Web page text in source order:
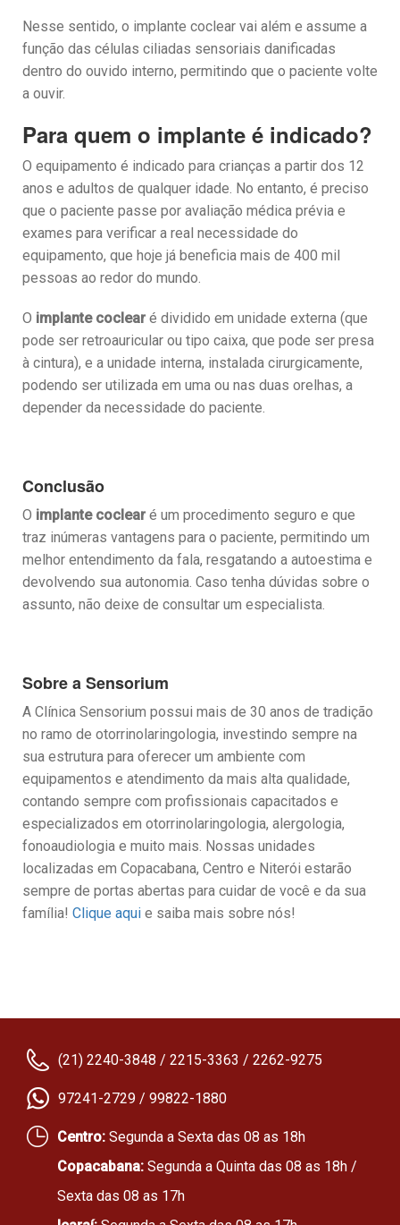
Nesse sentido, o implante coclear vai além e assume a
função das células ciliadas sensoriais danificadas
dentro do ouvido interno, permitindo que o paciente volte
a ouvir.
Para quem o implante é indicado?
O equipamento é indicado para crianças a partir dos 12
anos e adultos de qualquer idade. No entanto, é preciso
que o paciente passe por avaliação médica prévia e
exames para verificar a real necessidade do
equipamento, que hoje já beneficia mais de 400 mil
pessoas ao redor do mundo.
O implante coclear é dividido em unidade externa (que
pode ser retroauricular ou tipo caixa, que pode ser presa
à cintura), e a unidade interna, instalada cirurgicamente,
podendo ser utilizada em uma ou nas duas orelhas, a
depender da necessidade do paciente.
Conclusão
O implante coclear é um procedimento seguro e que
traz inúmeras vantagens para o paciente, permitindo um
melhor entendimento da fala, resgatando a autoestima e
devolvendo sua autonomia. Caso tenha dúvidas sobre o
assunto, não deixe de consultar um especialista.
Sobre a Sensorium
A Clínica Sensorium possui mais de 30 anos de tradição
no ramo de otorrinolaringologia, investindo sempre na
sua estrutura para oferecer um ambiente com
equipamentos e atendimento da mais alta qualidade,
contando sempre com profissionais capacitados e
especializados em otorrinolaringologia, alergologia,
fonoaudiologia e muito mais. Nossas unidades
localizadas em Copacabana, Centro e Niterói estarão
sempre de portas abertas para cuidar de você e da sua
família! Clique aqui e saiba mais sobre nós!
(21) 2240-3848 / 2215-3363 / 2262-9275
97241-2729 / 99822-1880
Centro: Segunda a Sexta das 08 as 18h
Copacabana: Segunda a Quinta das 08 as 18h /
Sexta das 08 as 17h